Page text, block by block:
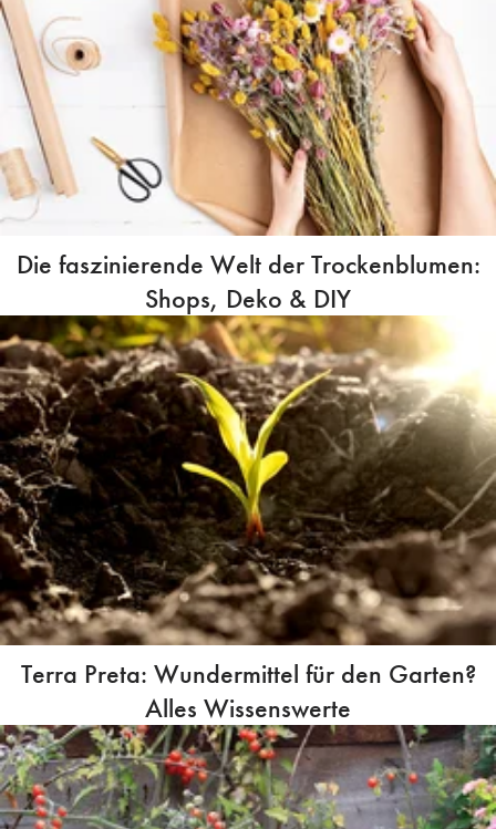
Die faszinierende Welt der Trockenblumen:
Shops, Deko & DIY
Terra Preta: Wundermittel für den Garten?
Alles Wissenswerte